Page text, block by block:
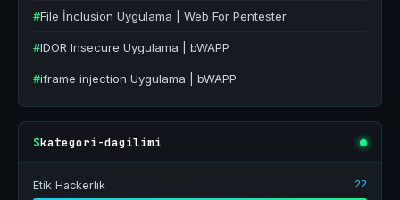
#File İnclusion Uygulama | Web For Pentester
#IDOR Insecure Uygulama | bWAPP
#iframe injection Uygulama | bWAPP
$kategori-dagilimi
Etik Hackerlık 22